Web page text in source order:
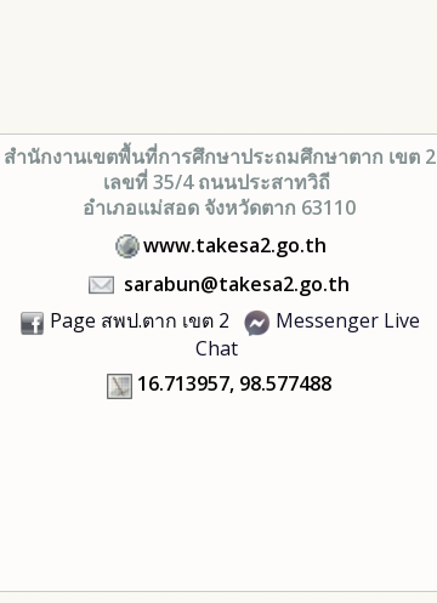
สำนักงานเขตพื้นที่การศึกษาประถมศึกษาตาก เขต 2
เลขที่ 35/4 ถนนประสาทวิถี
อำเภอแม่สอด จังหวัดตาก 63110
www.takesa2.go.th
sarabun@takesa2.go.th
Page สพป.ตาก เขต 2
Messenger Live
Chat
16.713957, 98.577488